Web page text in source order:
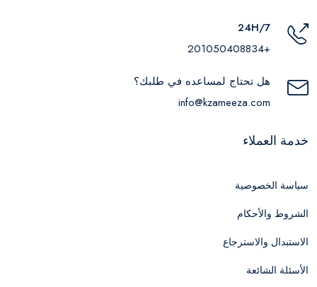
24H/7
+201050408834
هل تحتاج لمساعده في طلبك؟
info@kzameeza.com
خدمة العملاء
سياسة الخصوصية
الشروط والأحكام
الاستبدال والاسترجاع
الأسئلة الشائعة